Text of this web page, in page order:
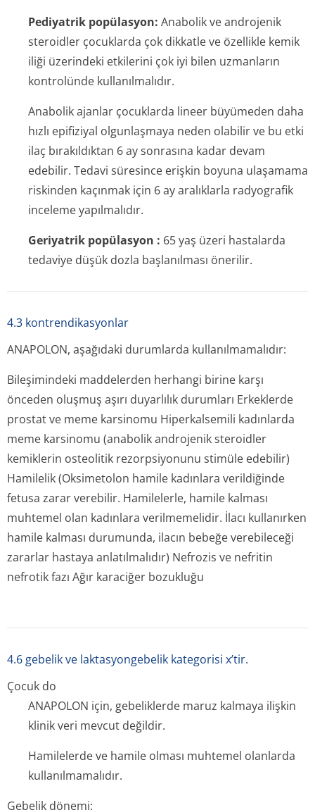
Pediyatrik popülasyon: Anabolik ve androjenik
steroidler çocuklarda çok dikkatle ve özellikle kemik
iliği üzerindeki etkilerini çok iyi bilen uzmanların
kontrolünde kullanılmalıdır.
Anabolik ajanlar çocuklarda lineer büyümeden daha
hızlı epifiziyal olgunlaşmaya neden olabilir ve bu etki
ilaç bırakıldıktan 6 ay sonrasına kadar devam
edebilir. Tedavi süresince erişkin boyuna ulaşamama
riskinden kaçınmak için 6 ay aralıklarla radyografik
inceleme yapılmalıdır.
Geriyatrik popülasyon : 65 yaş üzeri hastalarda
tedaviye düşük dozla başlanılması önerilir.
4.3 kontrendikasyonlar
ANAPOLON, aşağıdaki durumlarda kullanılmamalıdır:
Bileşimindeki maddelerden herhangi birine karşı
önceden oluşmuş aşırı duyarlılık durumları Erkeklerde
prostat ve meme karsinomu Hiperkalsemili kadınlarda
meme karsinomu (anabolik androjenik steroidler
kemiklerin osteolitik rezorpsiyonunu stimüle edebilir)
Hamilelik (Oksimetolon hamile kadınlara verildiğinde
fetusa zarar verebilir. Hamilelerle, hamile kalması
muhtemel olan kadınlara verilmemelidir. İlacı kullanırken
hamile kalması durumunda, ilacın bebeğe verebileceği
zararlar hastaya anlatılmalıdır) Nefrozis ve nefritin
nefrotik fazı Ağır karaciğer bozukluğu
4.6 gebelik ve laktasyongebelik kategorisi x’tir.
Çocuk do
ANAPOLON için, gebeliklerde maruz kalmaya ilişkin
klinik veri mevcut değildir.
Hamilelerde ve hamile olması muhtemel olanlarda
kullanılmamalıdır.
Gebelik dönemi: